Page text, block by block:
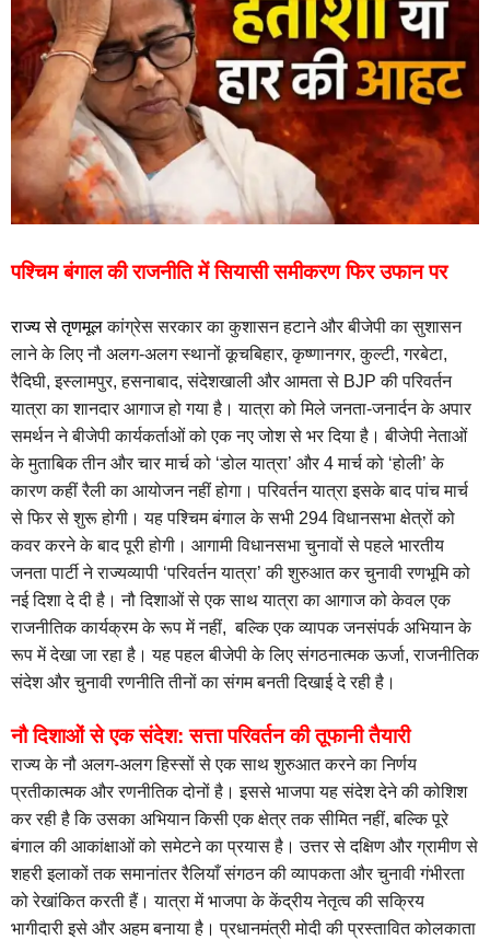
पश्चिम बंगाल की राजनीति में सियासी समीकरण फिर उफान पर
राज्य से तृणमूलकांग्रेस सरकार का कुशासन हटाने और बीजेपी का सुशासन
लाने के लिए नौ अलग-अलग स्थानों कूचबिहार, कृष्णानगर, कुल्टी, गरबेटा,
रैदिघी, इस्लामपुर, हसनाबाद, संदेशखाली और आमता से BJP की परिवर्तन
यात्रा का शानदार आगाज हो गया है। यात्रा को मिले जनता-जनार्दन के अपार
समर्थन ने बीजेपी कार्यकर्ताओं को एक नए जोश से भर दिया है। बीजेपी नेताओं
के मुताबिक तीन और चार मार्च को ‘डोल यात्रा’ और 4 मार्च को ‘होली’ के
कारण कहीं रैली का आयोजन नहीं होगा। परिवर्तन यात्रा इसके बाद पांच मार्च
से फिर से शुरू होगी। यह पश्चिम बंगाल के सभी 294 विधानसभा क्षेत्रों को
कवर करने के बाद पूरी होगी। आगामी विधानसभा चुनावों से पहले भारतीय
जनता पार्टी ने राज्यव्यापी ‘परिवर्तन यात्रा’ की शुरुआत कर चुनावी रणभूमि को
नई दिशा दे दी है। नौ दिशाओं से एक साथ यात्रा का आगाज को केवल एक
राजनीतिक कार्यक्रम के रूप में नहीं, बल्कि एक व्यापक जनसंपर्क अभियान के
रूप में देखा जा रहा है। यह पहल बीजेपी के लिए संगठनात्मक ऊर्जा, राजनीतिक
संदेश और चुनावी रणनीति तीनों का संगम बनती दिखाई दे रही है।
नौ दिशाओं से एक संदेश: सत्ता परिवर्तन की तूफानी तैयारी
राज्य के नौ अलग-अलग हिस्सों से एक साथ शुरुआत करने का निर्णय
प्रतीकात्मक और रणनीतिक दोनों है। इससे भाजपा यह संदेश देने की कोशिश
कर रही है कि उसका अभियान किसी एक क्षेत्र तक सीमित नहीं, बल्कि पूरे
बंगाल की आकांक्षाओं को समेटने का प्रयास है। उत्तर से दक्षिण और ग्रामीण से
शहरी इलाकों तक समानांतर रैलियाँ संगठन की व्यापकता और चुनावी गंभीरता
को रेखांकित करती हैं। यात्रा में भाजपा के केंद्रीय नेतृत्व की सक्रिय
भागीदारी इसे और अहम बनाया है। प्रधानमंत्री मोदी की प्रस्तावित कोलकाता